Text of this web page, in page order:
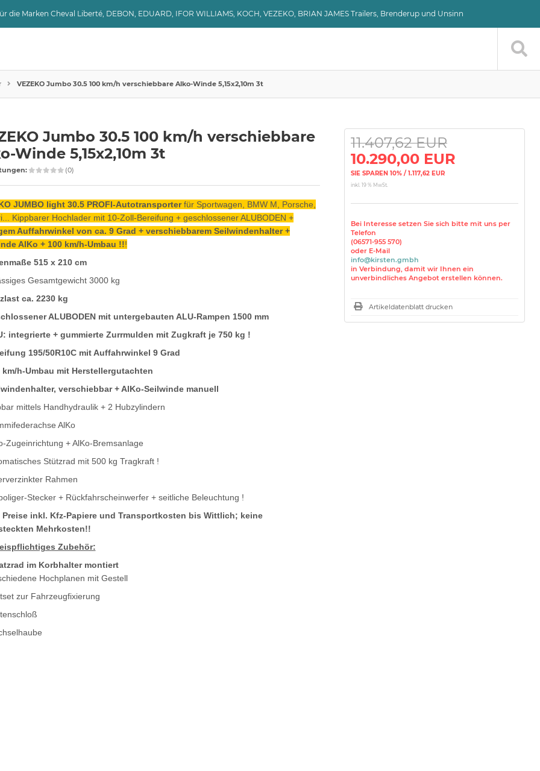
Marken Cheval Liberté, DEBON, EDUARD, IFOR WILLIAMS, KOCH, VEZEKO, BRIAN JAMES Trailers, Brenderup und Unsinn
VEZEKO Jumbo 30.5 100 km/h verschiebbare Alko-Winde 5,15x2,10m 3t
Jumbo 30.5 100 km/h verschiebbare
Winde 5,15x2,10m 3t
(0)
JUMBO light 30.5 PROFI-Autotransporterfür Sportwagen, BMW M, Porsche,
Kippbarer Hochlader mit 10-Zoll-Bereifung + geschlossener ALUBODEN +
Auffahrwinkel von ca. 9 Grad + verschiebbarem Seilwindenhalter +
AlKo + 100 km/h-Umbau !!!
515 x 210 cm
Gesamtgewicht 3000 kg
ca. 2230 kg
ALUBODEN mit untergebauten ALU-Rampen 1500 mm
integrierte + gummierte Zurrmulden mit Zugkraft je 750 kg !
195/50R10C mit Auffahrwinkel 9 Grad
km/h-Umbau mit Herstellergutachten
verschiebbar + AlKo-Seilwinde manuell
mittels Handhydraulik + 2 Hubzylindern
AlKo
Zugeinrichtung + AlKo-Bremsanlage
Stützrad mit 500 kg Tragkraft !
Rahmen
Stecker + Rückfahrscheinwerfer + seitliche Beleuchtung !
Preise inkl. Kfz-Papiere und Transportkosten bis Wittlich; keine
Mehrkosten!!
Zubehör:
im Korbhalter montiert
Hochplanen mit Gestell
zur Fahrzeugfixierung
11.407,62 EUR
10.290,00 EUR
SIE SPAREN 10% / 1.117,62 EUR
inkl. 19 % MwSt.
Bei Interesse setzen Sie sich bitte mit uns per
Telefon
(06571-955 570)
oder E-Mail
info@kirsten.gmbh
in Verbindung, damit wir Ihnen ein
unverbindliches Angebot erstellen können.
Artikeldatenblatt drucken